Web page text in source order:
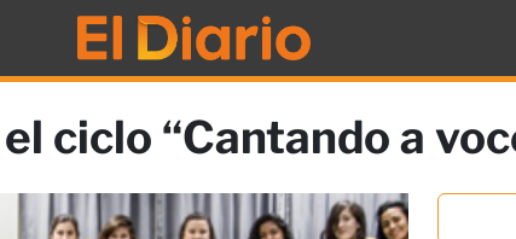
ciclo “Cantando a